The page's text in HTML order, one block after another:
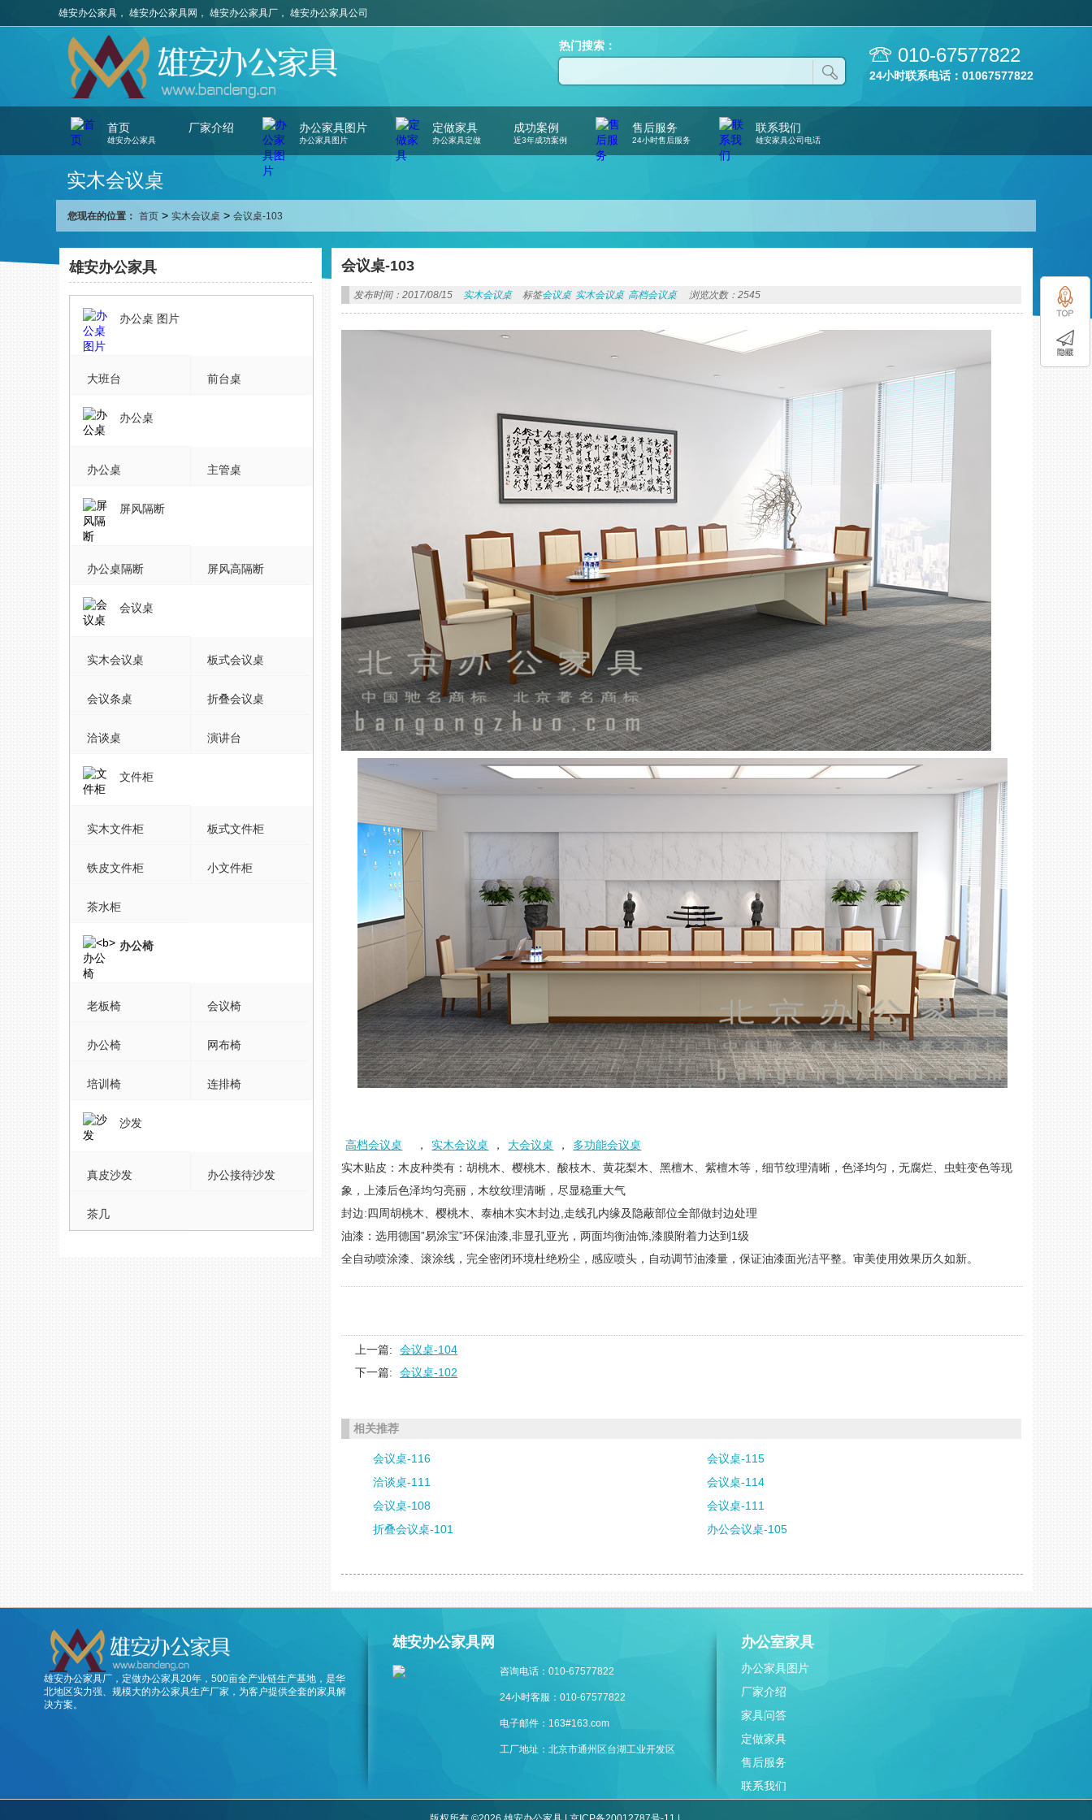
雄安办公家具， 雄安办公家具网， 雄安办公家具厂， 雄安办公家具公司
010-67577822
24小时联系电话：01067577822
热门搜索：
首页
雄安办公家具
厂家介绍 办公家具图片
办公家具图片
定做家具
办公家具定做
成功案例
近3年成功案例
售后服务
24小时售后服务
联系我们
雄安家具公司电话
实木会议桌
您现在的位置： 首页> 实木会议桌 > 会议桌-103
雄安办公家具
办公桌 图片
大班台 前台桌
办公桌
办公桌 主管桌
屏风隔断
办公桌隔断 屏风高隔断
会议桌
实木会议桌 板式会议桌
会议条桌 折叠会议桌
洽谈桌 演讲台
文件柜
实木文件柜 板式文件柜
铁皮文件柜 小文件柜
茶水柜
办公椅
老板椅 会议椅
办公椅 网布椅
培训椅 连排椅
沙发
真皮沙发 办公接待沙发
茶几
会议桌-103
发布时间：2017/08/15 实木会议桌 标签会议桌 实木会议桌 高档会议桌 浏览次数：2545
高档会议桌 ， 实木会议桌 ， 大会议桌 ，
多功能会议桌
实木贴皮：木皮种类有：胡桃木、樱桃木、酸枝木、黄花梨木、黑檀木、紫檀木等，细节纹理清晰，色泽均匀，无腐烂、虫蛀变色等现
象，上漆后色泽均匀亮丽，木纹纹理清晰，尽显稳重大气
封边:四周胡桃木、樱桃木、泰柚木实木封边,走线孔内缘及隐蔽部位全部做封边处理
油漆：选用德国”易涂宝”环保油漆,非显孔亚光，两面均衡油饰,漆膜附着力达到1级
全自动喷涂漆、滚涂线，完全密闭环境杜绝粉尘，感应喷头，自动调节油漆量，保证油漆面光洁平整。审美使用效果历久如新。
上一篇:
会议桌-104
下一篇:
会议桌-102
相关推荐
会议桌-116
会议桌-115
洽谈桌-111
会议桌-114
会议桌-108
会议桌-111
折叠会议桌-101
办公会议桌-105
雄安办公家具厂，定做办公家具20年，500亩全产业链生产基地，是华
北地区实力强、规模大的办公家具生产厂家，为客户提供全套的家具解
决方案。
雄安办公家具网
咨询电话：010-67577822
24小时客服：010-67577822
电子邮件：163#163.com
工厂地址：北京市通州区台湖工业开发区
办公室家具
办公家具图片
厂家介绍
家具问答
定做家具
售后服务
联系我们